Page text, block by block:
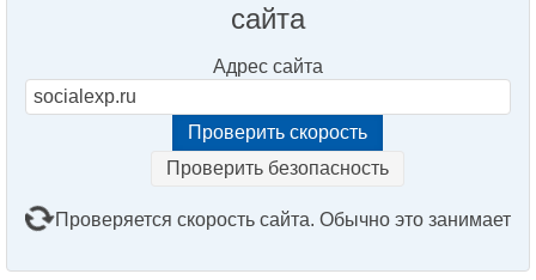
сайта
Адрес сайта
Проверить безопасность
Проверяется скорость сайта. Обычно это занимает